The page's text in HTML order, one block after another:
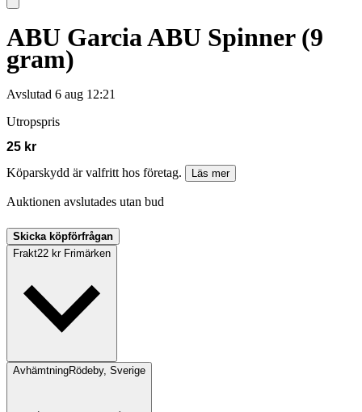
ABU Garcia ABU Spinner (9
gram)
Avslutad 6 aug 12:21
Utropspris
25 kr
Köparskydd är valfritt hos företag.
Läs mer
Auktionen avslutades utan bud
Skicka köpförfrågan
Frakt22 kr Frimärken
AvhämtningRödeby, Sverige